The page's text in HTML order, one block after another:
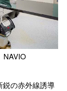
NAVIO
鋭の赤外線誘導